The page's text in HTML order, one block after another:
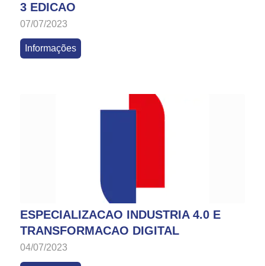
3 EDICAO
07/07/2023
Informações
ESPECIALIZACAO INDUSTRIA 4.0 E
TRANSFORMACAO DIGITAL
04/07/2023